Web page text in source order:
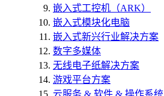
嵌入式工控机（ARK）
嵌入式模块化电脑
嵌入式新兴行业解决方案
数字多媒体
无线电子纸解决方案
游戏平台方案